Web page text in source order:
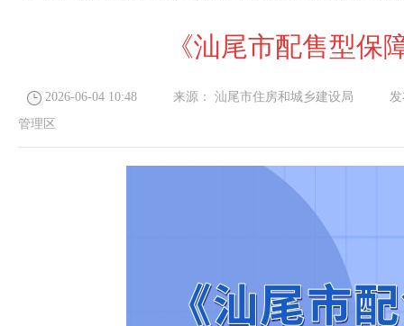
《汕尾市配售型保
2026-06-04 10:48 来源： 汕尾市住房和城乡建设局 发布
管理区